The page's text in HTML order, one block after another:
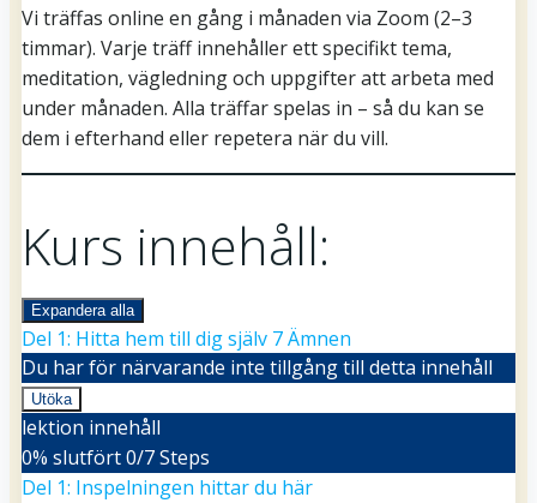
Vi träffas online en gång i månaden via Zoom (2–3
timmar). Varje träff innehåller ett specifikt tema,
meditation, vägledning och uppgifter att arbeta med
under månaden. Alla träffar spelas in – så du kan se
dem i efterhand eller repetera när du vill.
Kurs innehåll:
Expandera alla
Lektioner
Del 1: Hitta hem till dig själv 7 Ämnen
Du har för närvarande inte tillgång till detta innehåll
Utöka
Del
1:
Hitta
hem
till
lektion innehåll
0% slutfört0/7 Steps
Del 1: Inspelningen hittar du här